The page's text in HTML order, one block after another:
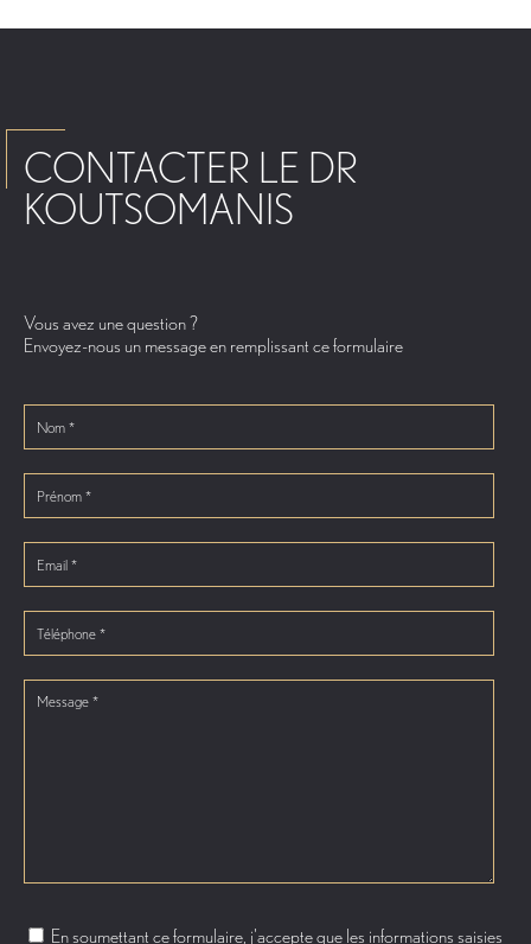
CONTACTER LE DR
KOUTSOMANIS
Vous avez une question ?
Envoyez-nous un message en remplissant ce formulaire
En soumettant ce formulaire, j'accepte que les informations saisies